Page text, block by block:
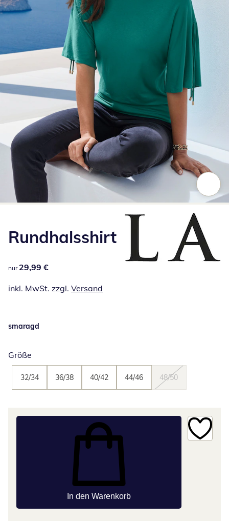
Rundhalsshirt
29,99 €
nur 29,99 €
inkl. MwSt. zzgl. Versand
smaragd
Größe
32/34 36/38 40/42 44/46 48/50
In den Warenkorb